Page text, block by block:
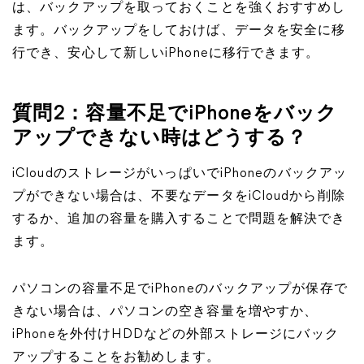
は、バックアップを取っておくことを強くおすすめし
ます。バックアップをしておけば、データを安全に移
行でき、安心して新しいiPhoneに移行できます。
質問2：容量不足でiPhoneをバック
アップできない時はどうする？
iCloudのストレージがいっぱいでiPhoneのバックアッ
プができない場合は、不要なデータをiCloudから削除
するか、追加の容量を購入することで問題を解決でき
ます。
パソコンの容量不足でiPhoneのバックアップが保存で
きない場合は、パソコンの空き容量を増やすか、
iPhoneを外付けHDDなどの外部ストレージにバック
アップすることをお勧めします。